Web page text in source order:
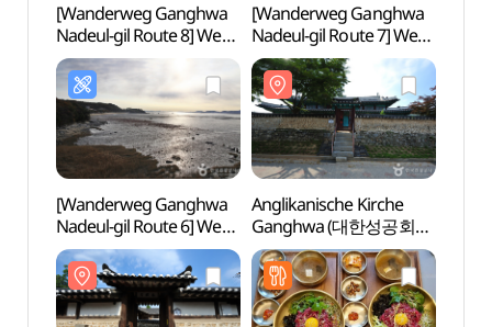
[Wanderweg Ganghwa
Nadeul-gil Route 8] Weg
zu den Zugvögeln ([강화
나들길 제8코스] 철새
보러 가는 길)
[Wanderweg Ganghwa
Nadeul-gil Route 7] Weg
zum Wattenmeer ([강화
나들길 제7코스]
낙조보러 가는 길)
[Wanderweg Ganghwa
Nadeul-gil Route 6] Weg
zum Geburtshaus von
Hwanam ([강화 나들길
제6코스] 화남생가 가는
길)
Anglikanische Kirche
Ganghwa (대한성공회
강화성당)